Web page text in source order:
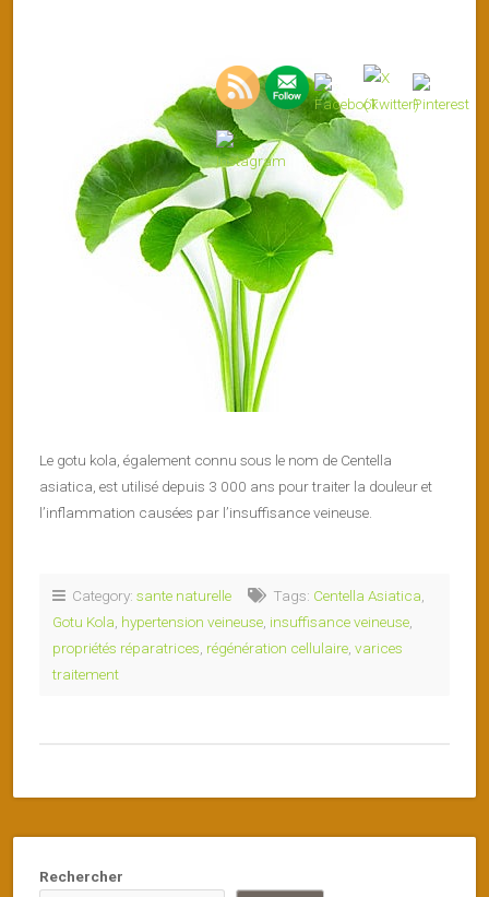
Le gotu kola, également connu sous le nom de Centella
asiatica, est utilisé depuis 3 000 ans pour traiter la douleur et
l’inflammation causées par l’insuffisance veineuse.
Category: sante naturelle Tags: Centella Asiatica
Gotu Kola hypertension veineuse insuffisance veineuse
propriétés réparatrices régénération cellulaire varices
traitement
Rechercher